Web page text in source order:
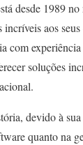
desde 1989
incríveis aos
com
soluções
devido à
quanto na